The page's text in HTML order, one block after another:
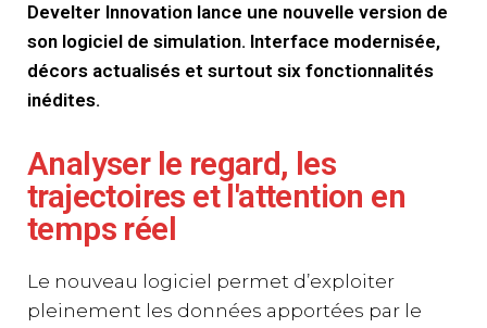
Develter Innovation lance une nouvelle version de
son logiciel de simulation. Interface modernisée,
décors actualisés et surtout six fonctionnalités
inédites.
Analyser le regard, les
trajectoires et l'attention en
temps réel
Le nouveau logiciel permet d’exploiter
pleinement les données apportées par le